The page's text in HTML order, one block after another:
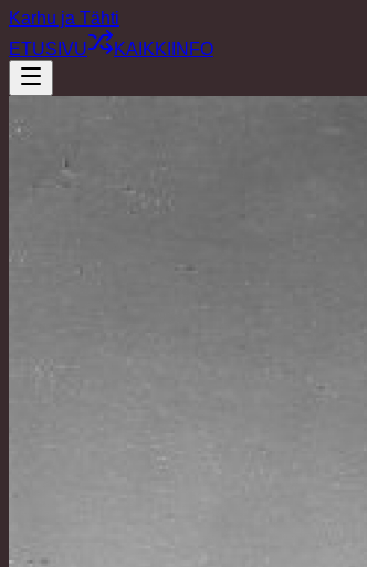
Karhu ja Tähti
ETUSIVU
KAIKKI INFO